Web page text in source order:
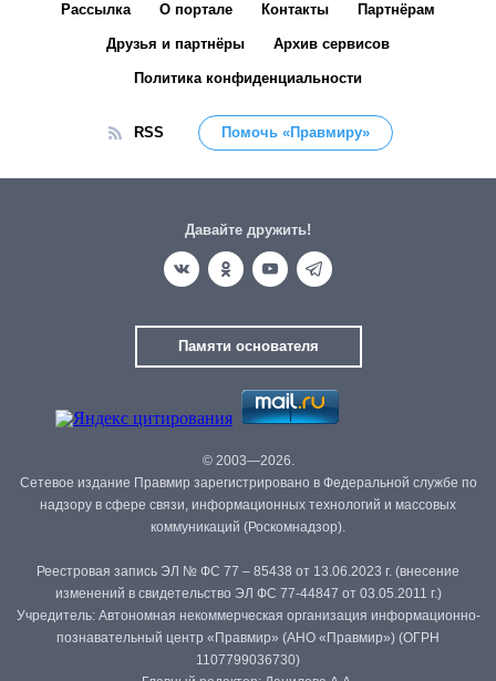
Рассылка О портале Контакты Партнёрам
Друзья и партнёры Архив сервисов
Политика конфиденциальности
RSS Помочь «Правмиру»
Давайте дружить!
Памяти основателя
© 2003—2026.
Сетевое издание Правмир зарегистрировано в Федеральной службе по
надзору в сфере связи, информационных технологий и массовых
коммуникаций (Роскомнадзор).
Реестровая запись ЭЛ № ФС 77 – 85438 от 13.06.2023 г. (внесение
изменений в свидетельство ЭЛ ФС 77-44847 от 03.05.2011 г.)
Учредитель: Автономная некоммерческая организация информационно-
познавательный центр «Правмир» (АНО «Правмир») (ОГРН
1107799036730)